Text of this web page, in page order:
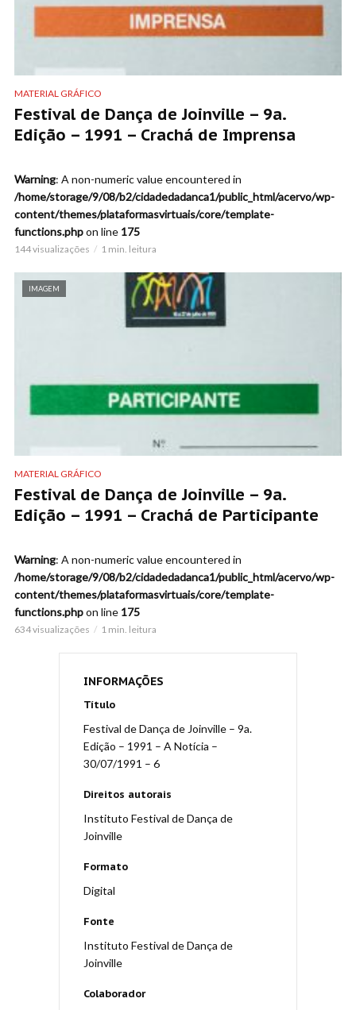
MATERIAL GRÁFICO
Festival de Dança de Joinville – 9a.
Edição – 1991 – Crachá de Imprensa
Warning: A non-numeric value encountered in
/home/storage/9/08/b2/cidadedadanca1/public_html/acervo/wp-
content/themes/plataformasvirtuais/core/template-
functions.phpon line 175
144 visualizações 1 min. leitura
IMAGEM
MATERIAL GRÁFICO
Festival de Dança de Joinville – 9a.
Edição – 1991 – Crachá de Participante
Warning: A non-numeric value encountered in
/home/storage/9/08/b2/cidadedadanca1/public_html/acervo/wp-
content/themes/plataformasvirtuais/core/template-
functions.phpon line 175
634 visualizações 1 min. leitura
INFORMAÇÕES
Título
Festival de Dança de Joinville – 9a.
Edição – 1991 – A Notícia –
30/07/1991 – 6
Direitos autorais
Instituto Festival de Dança de
Joinville
Formato
Digital
Fonte
Instituto Festival de Dança de
Joinville
Colaborador